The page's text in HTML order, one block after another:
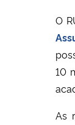
O
10
As